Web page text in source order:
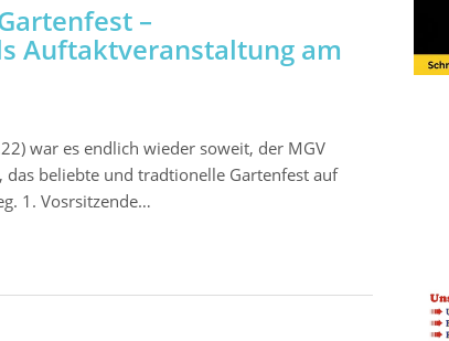
–
Auftaktveranstaltung am
war es endlich wieder soweit, der MGV
beliebte und tradtionelle Gartenfest auf
1. Vosrsitzende…